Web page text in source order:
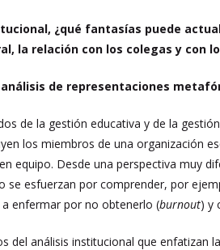
¿qué fantasías puede
la relación con los colegas y con
de representaciones
de la gestión educativa y de la
los miembros de una organización
equipo. Desde una perspectiva muy
se esfuerzan por comprender, por
enfermar por no obtenerlo (burnout) y
del análisis institucional que enfatizan